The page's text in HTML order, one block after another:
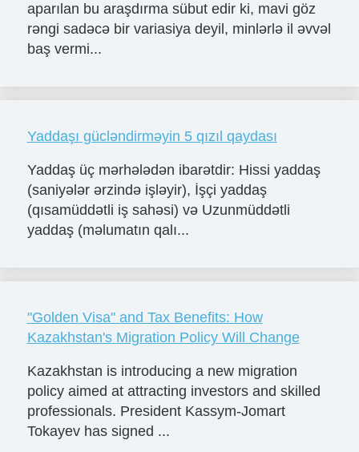
aparılan bu araşdırma sübut edir ki, mavi göz
rəngi sadəcə bir variasiya deyil, minlərlə il əvvəl
baş vermi...
Yaddaşı gücləndirməyin 5 qızıl qaydası
Yaddaş üç mərhələdən ibarətdir: Hissi yaddaş
(saniyələr ərzində işləyir), İşçi yaddaş
(qısamüddətli iş sahəsi) və Uzunmüddətli
yaddaş (məlumatın qalı...
"Golden Visa" and Tax Benefits: How
Kazakhstan's Migration Policy Will Change
Kazakhstan is introducing a new migration
policy aimed at attracting investors and skilled
professionals. President Kassym-Jomart
Tokayev has signed ...